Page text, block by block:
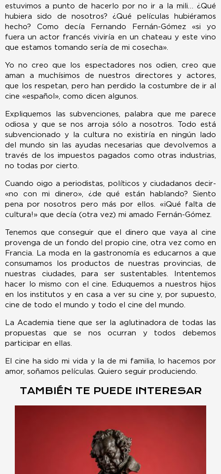
estuvimos a punto de hacerlo por no ir a la mili… ¿Qué
hubiera sido de nosotros? ¿Qué películas hubiéramos
hecho? Como decía Fernando Fernán-Gómez «si yo
fuera un actor francés viviría en un chateau y este vino
que estamos tomando sería de mi cosecha».
Yo no creo que los espectadores nos odien, creo que
aman a muchísimos de nuestros directores y actores,
que los respetan, pero han perdido la costumbre de ir al
cine «español», como dicen algunos.
Expliquemos las subvenciones, palabra que me parece
odiosa y que se nos arroja sólo a nosotros. Todo está
subvencionado y la cultura no existiría en ningún lado
del mundo sin las ayudas necesarias que devolvemos a
través de los impuestos pagados como otras industrias,
no todas por cierto.
Cuando oigo a periodistas, políticos y ciudadanos decir­
«no con mi dinero», ¿de qué están hablando? Siento
pena por nosotros pero más por ellos. «¡Qué falta de
cultura!» que decía (otra vez) mi amado Fernán-Gómez.
Tenemos que conseguir que el dinero que vaya al cine
provenga de un fondo del propio cine, otra vez como en
Francia. La moda en la gastronomía es educarnos a que
consumamos los productos de nuestras provincias, de
nuestras ciudades, para ser sustentables. Intentemos
hacer lo mismo con el cine. Eduquemos a nuestros hijos
en los institutos y en casa a ver su cine y, por supuesto,
cine de todo el mundo y todo el cine del mundo.
La Academia tiene que ser la aglutinadora de todas las
propuestas que se nos ocurran y todos debemos
participar en ellas.
El cine ha sido mi vida y la de mi familia, lo hacemos por
amor, soñamos películas. Quiero seguir produciendo.
TAMBIÉN TE PUEDE INTERESAR